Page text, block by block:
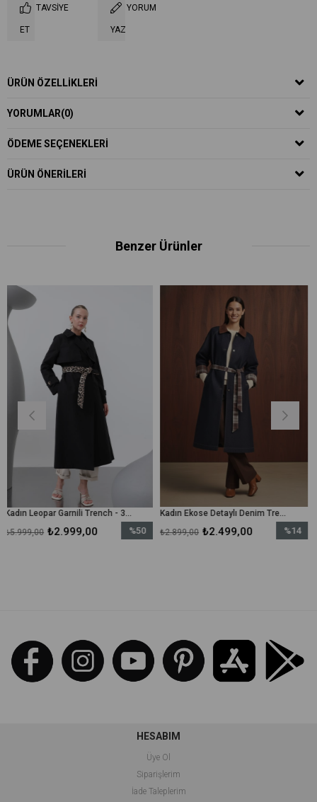
TAVSIYE
ET
YORUM
YAZ
ÜRÜN ÖZELLIKLERI
YORUMLAR(0)
ÖDEME SEÇENEKLERI
ÜRÜN ÖNERILERI
Benzer Ürünler
Kadın Leopar Garnili Trench - 32113TRC - Siyah
%50
Kadın Ekose Detaylı Denim Trench - 32392TRC - Lacivert
₺2.499,00
₺2.899,00
%14
₺3.489,00
HESABIM
Üye Ol
Siparişlerim
İade Taleplerim